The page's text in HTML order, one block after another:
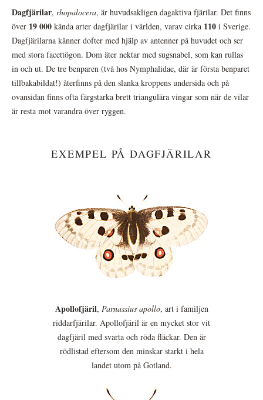
Dagfjärilar, rhopalocera, är huvudsakligen dagaktiva fjärilar. Det finns
över 19 000 kända arter dagfjärilar i världen, varav cirka 110 i Sverige.
Dagfjärilarna känner dofter med hjälp av antenner på huvudet och ser
med stora facettögon. Dom äter nektar med sugsnabel, som kan rullas
in och ut. De tre benparen (två hos Nymphalidae, där är första benparet
tillbakabildat!) återfinns på den slanka kroppens undersida och på
ovansidan finns ofta färgstarka brett triangulära vingar som när de vilar
är resta mot varandra över ryggen.
EXEMPEL PÅ DAGFJÄRILAR
Apollofjäril, Parnassius apollo, art i familjen
riddarfjärilar. Apollofjäril är en mycket stor vit
dagfjäril med svarta och röda fläckar. Den är
rödlistad eftersom den minskar starkt i hela
landet utom på Gotland.